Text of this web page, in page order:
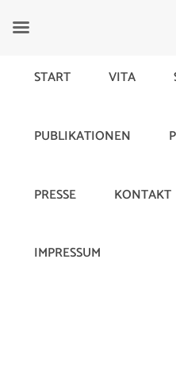
START VITA
PUBLIKATIONEN
PRESSE KONTAKT
IMPRESSUM
Der